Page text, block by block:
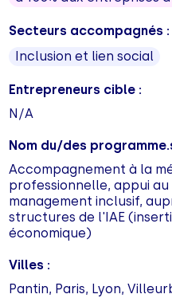
Secteurs accompagnés :
Inclusion et lien social
Entrepreneurs cible :
N/A
Nom du/des
Accompagnement à la
professionnelle, appui
management inclusif,
structures de l'IAE
économique)
Villes :
Pantin, Paris, Lyon,